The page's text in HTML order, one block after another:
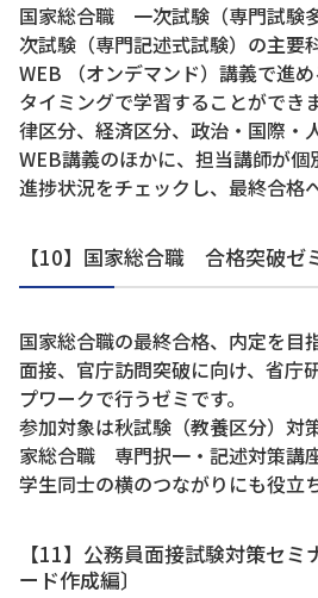
国家総合職 一次試験（専門試験
次試験（専門記述式試験）の主要
WEB （オンデマンド）講義で進
タイミングで学習することができ
律区分、経済区分、政治・国際・
WEB講義のほかに、担当講師が
進捗状況をチェックし、最終合格
【10】国家総合職 合格突破ゼ
国家総合職の最終合格、内定を目
面接、官庁訪問突破に向け、省庁
プワークで行うゼミです。
参加対象は秋試験（教養区分）対
家総合職 専門択一・記述対策講座
学生同士の横のつながりにも役立ち
【11】公務員面接試験対策セ
ード作成編〕